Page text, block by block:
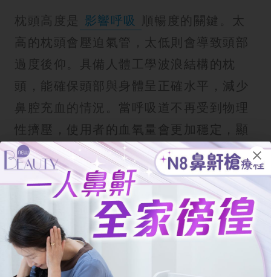
枕頭高度是 影響呼吸 順暢度的關鍵。太
高的枕頭會壓迫氣管，太低則會導致頭部
過度後仰。具備人體工學波浪結構的枕
頭，能確保頭部與身體呈正確水平，減少
鼻腔充血的情況。當呼吸道不再受到物理
性擠壓，使用者的血氧量會更加穩定，顯
著提升整體的睡眠質素與日間精神。
鼻鼾枕頭的種類很多選擇：
在香港市場或各大網購購物車中，針對鼻
鼾問題設計的產品多不勝數。不同品牌的